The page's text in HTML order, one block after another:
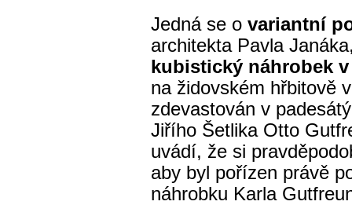
Jedná se o variantní
architekta Pavla
kubistický náhrobek
na židovském hřbitově
zdevastován v
Jiřího Šetlika Otto
uvádí, že si
aby byl pořízen právě
náhrobku Karla